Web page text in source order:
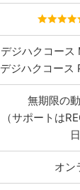
デジハクコース
デジハクコース
無期限の
（サポートは
オン